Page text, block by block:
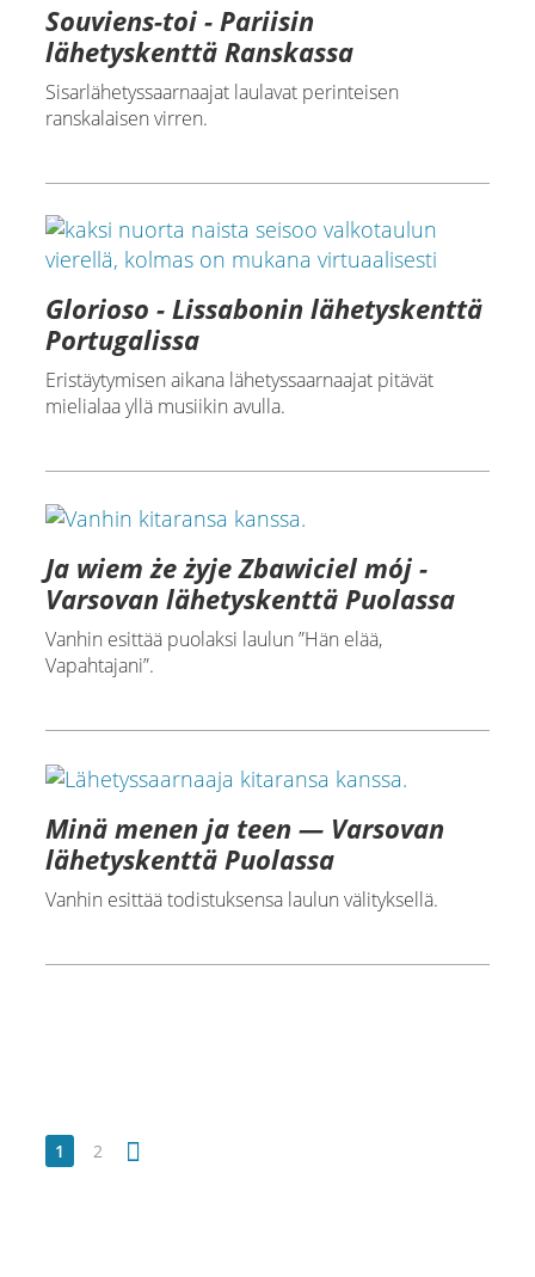
Souviens-toi - Pariisin
lähetyskenttä Ranskassa
Sisarlähetyssaarnaajat laulavat perinteisen
ranskalaisen virren.
Glorioso - Lissabonin lähetyskenttä
Portugalissa
Eristäytymisen aikana lähetyssaarnaajat pitävät
mielialaa yllä musiikin avulla.
Ja wiem że żyje Zbawiciel mόj -
Varsovan lähetyskenttä Puolassa
Vanhin esittää puolaksi laulun ”Hän elää,
Vapahtajani”.
Minä menen ja teen — Varsovan
lähetyskenttä Puolassa
Vanhin esittää todistuksensa laulun välityksellä.
1 2